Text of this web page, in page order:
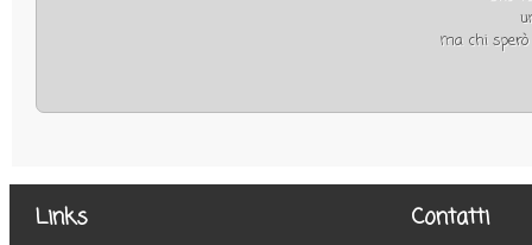
ma chi
Links Contatti